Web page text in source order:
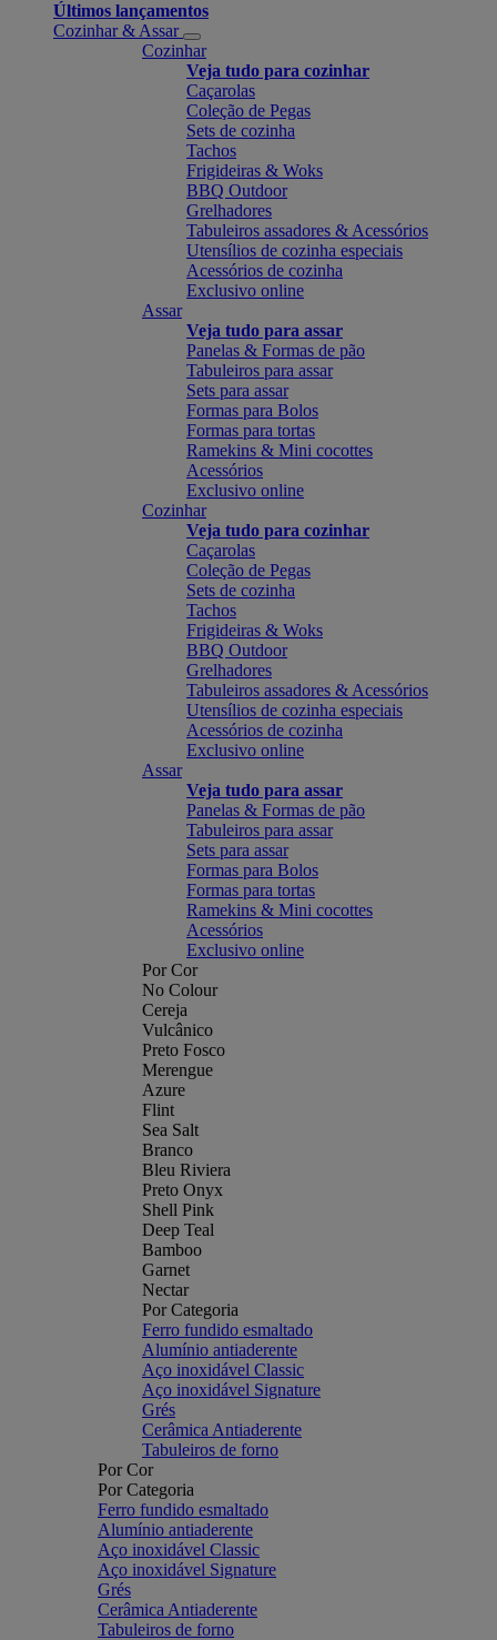
Últimos lançamentos
Cozinhar & Assar
Cozinhar
Veja tudo para cozinhar
Caçarolas
Coleção de Pegas
Sets de cozinha
Tachos
Frigideiras & Woks
BBQ Outdoor
Grelhadores
Tabuleiros assadores & Acessórios
Utensílios de cozinha especiais
Acessórios de cozinha
Exclusivo online
Assar
Veja tudo para assar
Panelas & Formas de pão
Tabuleiros para assar
Sets para assar
Formas para Bolos
Formas para tortas
Ramekins & Mini cocottes
Acessórios
Exclusivo online
Cozinhar
Veja tudo para cozinhar
Caçarolas
Coleção de Pegas
Sets de cozinha
Tachos
Frigideiras & Woks
BBQ Outdoor
Grelhadores
Tabuleiros assadores & Acessórios
Utensílios de cozinha especiais
Acessórios de cozinha
Exclusivo online
Assar
Veja tudo para assar
Panelas & Formas de pão
Tabuleiros para assar
Sets para assar
Formas para Bolos
Formas para tortas
Ramekins & Mini cocottes
Acessórios
Exclusivo online
Por Cor
No Colour
Cereja
Vulcânico
Preto Fosco
Merengue
Azure
Flint
Sea Salt
Branco
Bleu Riviera
Preto Onyx
Shell Pink
Deep Teal
Bamboo
Garnet
Nectar
Por Categoria
Ferro fundido esmaltado
Alumínio antiaderente
Aço inoxidável Classic
Aço inoxidável Signature
Grés
Cerâmica Antiaderente
Tabuleiros de forno
Por Cor
Por Categoria
Ferro fundido esmaltado
Alumínio antiaderente
Aço inoxidável Classic
Aço inoxidável Signature
Grés
Cerâmica Antiaderente
Tabuleiros de forno